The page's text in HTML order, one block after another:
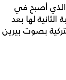
أصبح في
الثانية لها بعد
بصوت بيرين